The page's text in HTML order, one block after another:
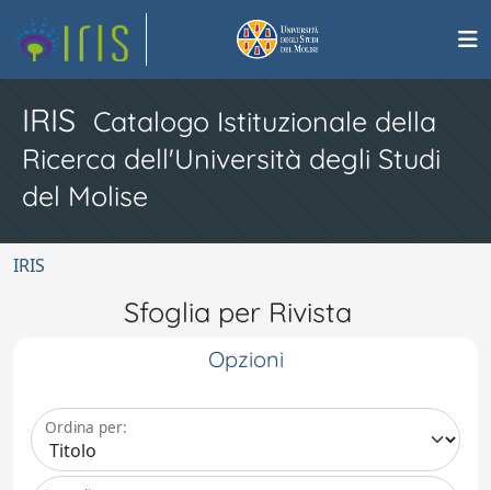
IRIS Catalogo Istituzionale della
Ricerca dell'Università degli Studi
del Molise
IRIS
Sfoglia per Rivista
Opzioni
Ordina per: